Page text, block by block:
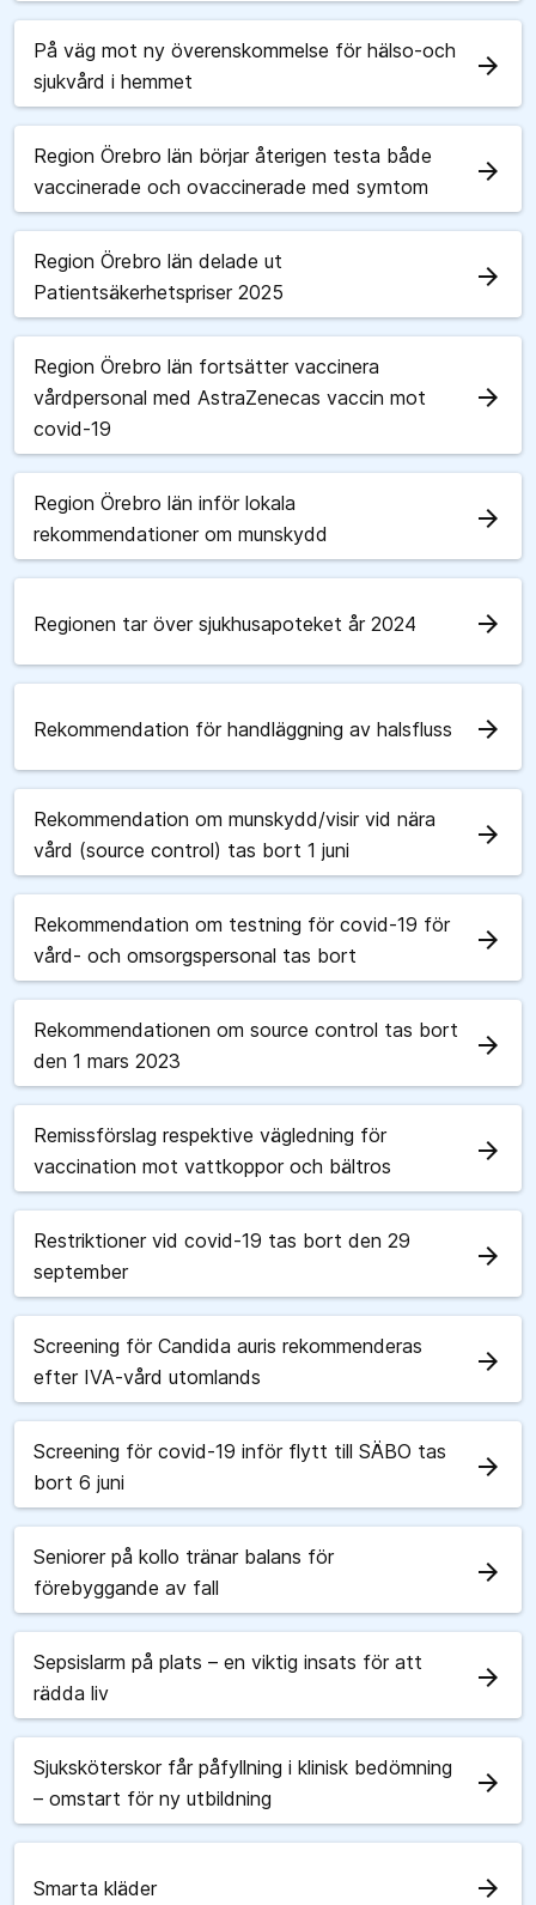
På väg mot ny överenskommelse för hälso-och
sjukvård i hemmet
arrow_forward
Region Örebro län börjar återigen testa både
vaccinerade och ovaccinerade med symtom
arrow_forward
Region Örebro län delade ut
Patientsäkerhetspriser 2025
arrow_forward
Region Örebro län fortsätter vaccinera
vårdpersonal med AstraZenecas vaccin mot
covid-19
arrow_forward
Region Örebro län inför lokala
rekommendationer om munskydd
arrow_forward
Regionen tar över sjukhusapoteket år 2024 arrow_forward
Rekommendation för handläggning av halsfluss arrow_forward
Rekommendation om munskydd/visir vid nära
vård (source control) tas bort 1 juni
arrow_forward
Rekommendation om testning för covid-19 för
vård- och omsorgspersonal tas bort
arrow_forward
Rekommendationen om source control tas bort
den 1 mars 2023
arrow_forward
Remissförslag respektive vägledning för
vaccination mot vattkoppor och bältros
arrow_forward
Restriktioner vid covid-19 tas bort den 29
september
arrow_forward
Screening för Candida auris rekommenderas
efter IVA-vård utomlands
arrow_forward
Screening för covid-19 inför flytt till SÄBO tas
bort 6 juni
arrow_forward
Seniorer på kollo tränar balans för
förebyggande av fall
arrow_forward
Sepsislarm på plats – en viktig insats för att
rädda liv
arrow_forward
Sjuksköterskor får påfyllning i klinisk bedömning
– omstart för ny utbildning
arrow_forward
Smarta kläder arrow_forward